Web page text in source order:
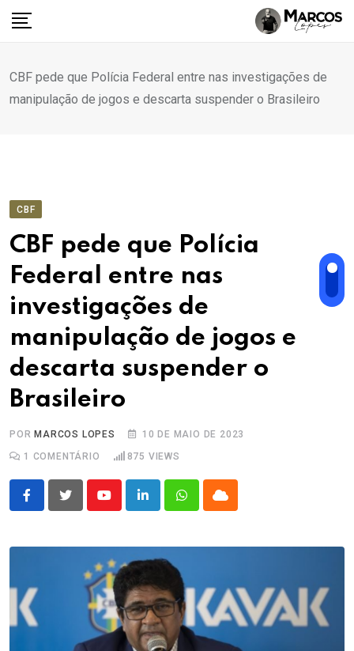
para
conteúdo
CBF pede que Polícia Federal entre nas investigações de
manipulação de jogos e descarta suspender o Brasileiro
CBF
CBF pede que Polícia
Federal entre nas
investigações de
manipulação de jogos e
descarta suspender o
Brasileiro
PORMARCOS LOPES
10 DE MAIO DE 2023
1 COMENTÁRIO 875 VIEWS
YoutubeLinkedInWhatsappCloud